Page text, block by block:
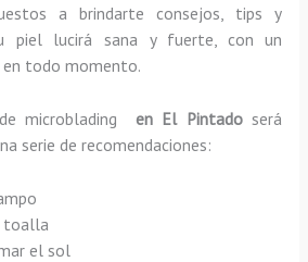
a brindarte consejos, tips y
piel lucirá sana y fuerte, con un
todo momento.
microblading en El Pintado será
serie de recomendaciones:
toalla
el sol